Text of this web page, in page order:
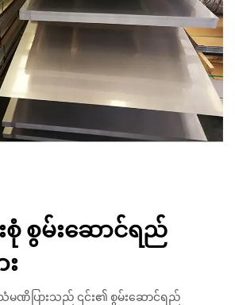
စုံ စွမ်းဆောင်ရည်
ဏိပြားသည် ၎င်း၏ စွမ်းဆောင်ရည်